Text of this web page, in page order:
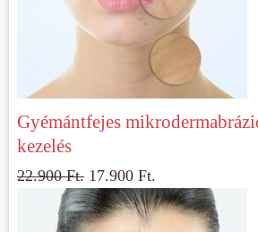
Gyémántfejes
kezelés
22.900Ft. 17.900Ft.